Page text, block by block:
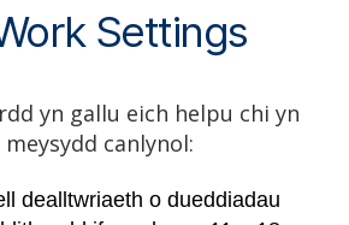
Settings
yn gallu eich helpu chi yn
canlynol:
dealltwriaeth o dueddiadau